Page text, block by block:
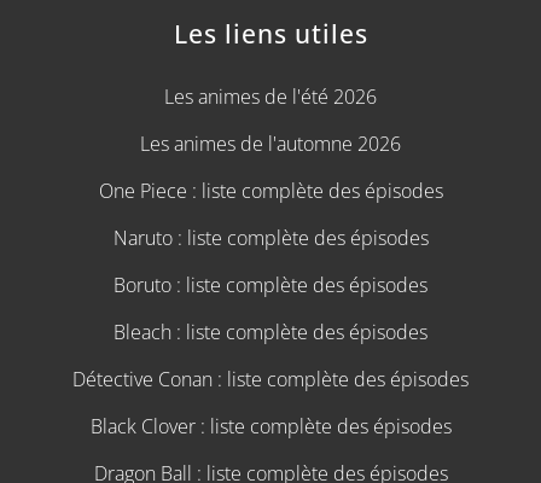
Les liens utiles
Les animes de l'été 2026
Les animes de l'automne 2026
One Piece : liste complète des épisodes
Naruto : liste complète des épisodes
Boruto : liste complète des épisodes
Bleach : liste complète des épisodes
Détective Conan : liste complète des épisodes
Black Clover : liste complète des épisodes
Dragon Ball : liste complète des épisodes